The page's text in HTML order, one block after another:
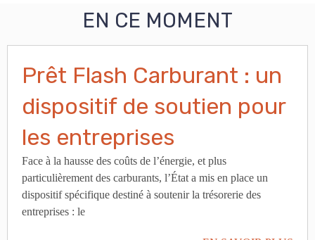
EN CE MOMENT
Prêt Flash Carburant : un
dispositif de soutien pour
les entreprises
Face à la hausse des coûts de l’énergie, et plus
particulièrement des carburants, l’État a mis en place un
dispositif spécifique destiné à soutenir la trésorerie des
entreprises : le